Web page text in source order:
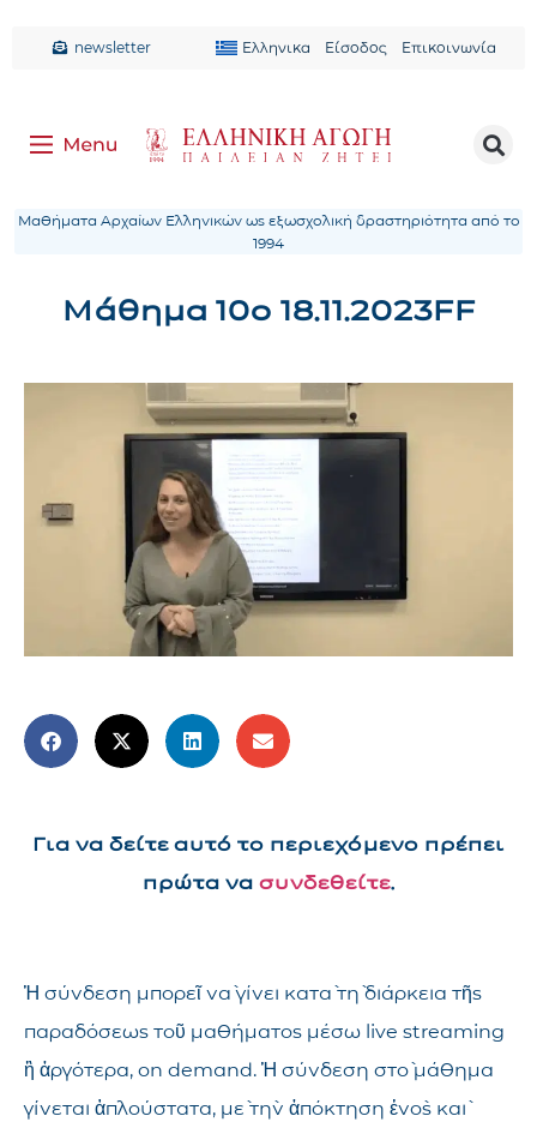
newsletter Ελληνικα Είσοδος Επικοινωνία
Μαθήματα Αρχαίων Ελληνικών ως εξωσχολική δραστηριότητα από το
1994
Μάθημα 10ο 18.11.2023FF
Για να δείτε αυτό το περιεχόμενο πρέπει
πρώτα να συνδεθείτε.
Ἡ σύνδεση μπορεῖ νὰ γίνει κατὰ τὴ διάρκεια τῆς
παραδόσεως τοῦ μαθήματος μέσω live streaming
ἢ ἀργότερα, on demand. Ἡ σύνδεση στὸ μάθημα
γίνεται ἁπλούστατα, μὲ τὴν ἀπόκτηση ἑνὸς καὶ